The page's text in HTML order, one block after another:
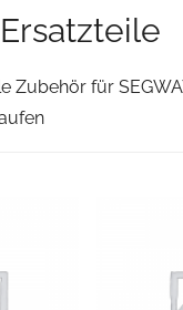
Zubehör für